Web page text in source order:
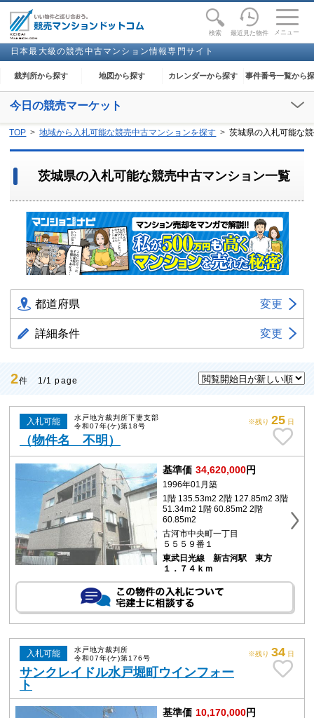
検索 最近見た物件 メニュー
日本最大級の競売中古マンション情報専門サイト
裁判所から探す 地図から探す カレンダーから探す 事件番号一覧から
toggle
今日の競売マーケット
TOP 地域から入札可能な競売中古マンションを探す 茨城県の入札可能な
茨城県の入札可能な競売中古マンション一覧
都道府県 変更
詳細条件 変更
2件 1/1 page
入札可能
水戸地方裁判所下妻支部
令和07年(ケ)第18号
（物件名 不明）
※残り25 日
基準価 34,620,000円
1996年01月築
1階 135.53m2 2階 127.85m2 3階
51.34m2 1階 60.85m2 2階
60.85m2
古河市中央町一丁目
５５５９番１
東武日光線 新古河駅 東方
１．７４ｋｍ
入札可能
水戸地方裁判所
令和07年(ケ)第176号
サンクレイドル水戸堀町ウインフォー
ト
※残り34 日
基準価 10,170,000円